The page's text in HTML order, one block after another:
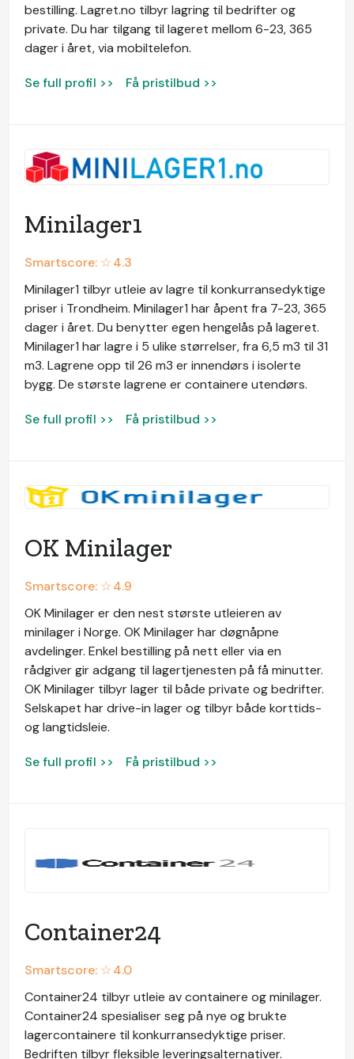
bestilling. ​Lagret.no tilbyr lagring til bedrifter og
private. Du har tilgang til lageret mellom 6-23, 365
dager i året, via mobiltelefon.
Se full profil >> Få pristilbud >>
Minilager1
Smartscore: ☆4.3
Minilager1 tilbyr utleie av lagre til konkurransedyktige
priser i Trondheim. Minilager1 har åpent fra 7-23, 365
dager i året. Du benytter egen hengelås på lageret.
Minilager1 har lagre i 5 ulike størrelser, fra 6,5 m3 til 31
m3. Lagrene opp til 26 m3 er innendørs i isolerte
bygg. De største lagrene er containere utendørs.
Se full profil >> Få pristilbud >>
OK Minilager
Smartscore: ☆4.9
OK Minilager er den nest største utleieren av
minilager i Norge. OK Minilager har døgnåpne
avdelinger. Enkel bestilling på nett eller via en
rådgiver gir adgang til lagertjenesten på få minutter.
OK Minilager tilbyr lager til både private og bedrifter.
Selskapet har drive-in lager og tilbyr både korttids-
og langtidsleie.
Se full profil >> Få pristilbud >>
Container24
Smartscore: ☆4.0
Container24 tilbyr utleie av containere og minilager.
Container24 spesialiser seg på nye og brukte
lagercontainere til konkurransedyktige priser.
Bedriften tilbyr fleksible leveringsalternativer.